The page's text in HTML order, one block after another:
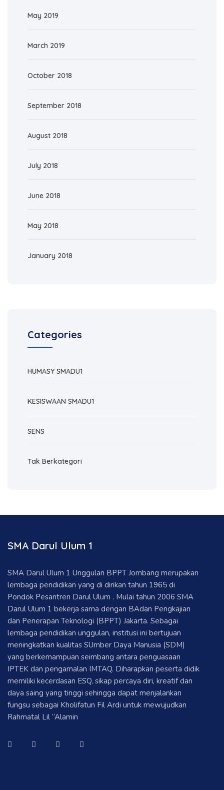
May 2019
March 2019
October 2018
September 2018
August 2018
July 2018
June 2018
May 2018
January 2018
Categories
HUMASY SMADU1
KESISWAAN SMADU1
SENS
Tak Berkategori
SMA Darul Ulum 1
SMA Darul Ulum 1 Unggulan BPPT Jombang merupakan
lembaga pendidikan yang di dirikan tahun 1965 di
Pondok Pesantren Darul Ulum . Mulai tahun 2006 SMA
Darul Ulum 1 bekerja sama dengan BAdan Pengkajian
dan Penerapan Teknologi (BPPT) Jakarta. Sebagai
lembaga pendidikan unggulan, institusi ini bertujuan
meningkatkan kualitas SUmber Daya Manusia (SDM)
yang berkemampuan seimbang antara penguasaan
IPTEK dan pengamalan IMTAQ. Diharapkan peserta didik
memiliki kecerdasan ESQ, sikap percaya diri, kreatif dan
daya saing yang tinggi sehingga dapat menjalankan
fungsu sebagai Kholifatun Fil Ardi untuk mewujudkan
Rahmatal Lil “Alamin